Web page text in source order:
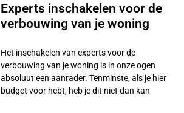
Experts inschakelen voor de
verbouwing van je woning
Het inschakelen van experts voor de
verbouwing van je woning is in onze ogen
absoluut een aanrader. Tenminste, als je hier
budget voor hebt, heb je dit niet dan kan